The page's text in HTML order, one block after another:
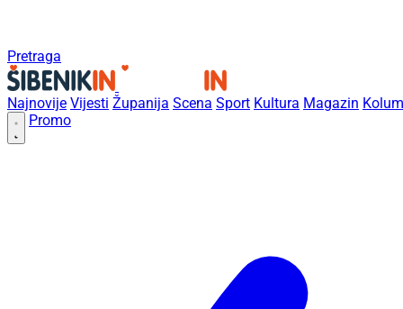
Pretraga
Najnovije Vijesti Županija Scena Sport Kultura Magazin
Promo